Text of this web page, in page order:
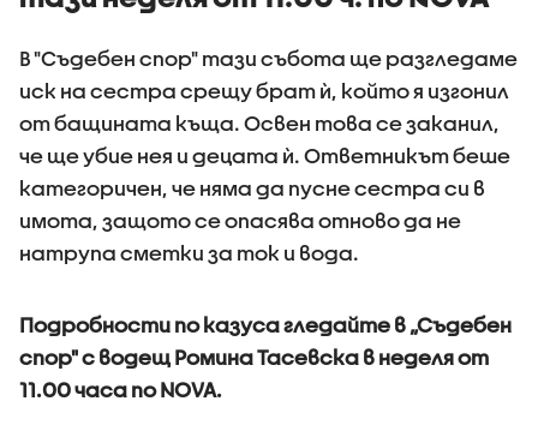
В "Съдебен спор" тази събота ще разгледаме
иск на сестра срещу брат ѝ, който я изгонил
от бащината къща. Освен това се заканил,
че ще убие нея и децата ѝ. Ответникът беше
категоричен, че няма да пусне сестра си в
имота, защото се опасява отново да не
натрупа сметки за ток и вода.
Подробности по казуса гледайте в „Съдебен
спор" с водещ Ромина Тасевска в неделя от
11.00 часа по NOVA.